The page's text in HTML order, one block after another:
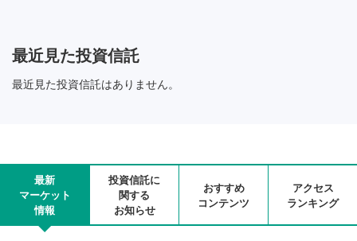
最近見た投資信託
最近見た投資信託はありません。
最新
マーケット
情報
投資信託に
関する
お知らせ
おすすめ
コンテンツ
アクセス
ランキング